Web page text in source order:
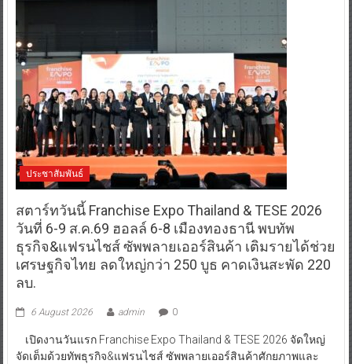
ประชาสัมพันธ์
สตาร์ทวันนี้ Franchise Expo Thailand & TESE 2026
วันที่ 6-9 ส.ค.69 ฮอลล์ 6-8 เมืองทองธานี พบทัพ
ธุรกิจ&แฟรนไชส์ ซัพพลายเออร์สินค้า เติมรายได้ช่วย
เศรษฐกิจไทย ลดใหญ่กว่า 250 บูธ คาดเงินสะพัด 220
ลบ.
6 August 2026 admin 0
เปิดงานวันแรก Franchise Expo Thailand & TESE 2026 จัดใหญ่
จัดเต็มด้วยทัพธุรกิจ&แฟรนไชส์ ซัพพลายเออร์สินค้าศักยภาพและ